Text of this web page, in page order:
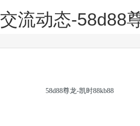
交流动态-58d88
58d88尊龙-凯时88kb88